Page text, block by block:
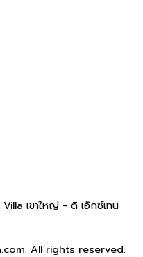
เขาใหญ่ - ดิ เอ็กซ์เทน
All rights reserved.